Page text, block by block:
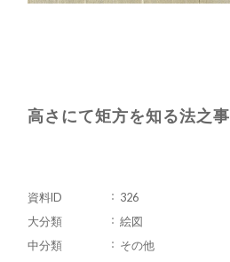
高さにて矩方を知る法之事
資料ID
326
大分類
絵図
中分類
その他